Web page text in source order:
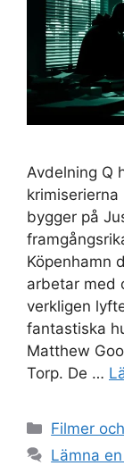
Avdelning Q
bygger på
Köpenhamn
arbetar med
verkligen
fantastiska
Matthew
Torp. De …
Kategorier
Filmer
Lämna